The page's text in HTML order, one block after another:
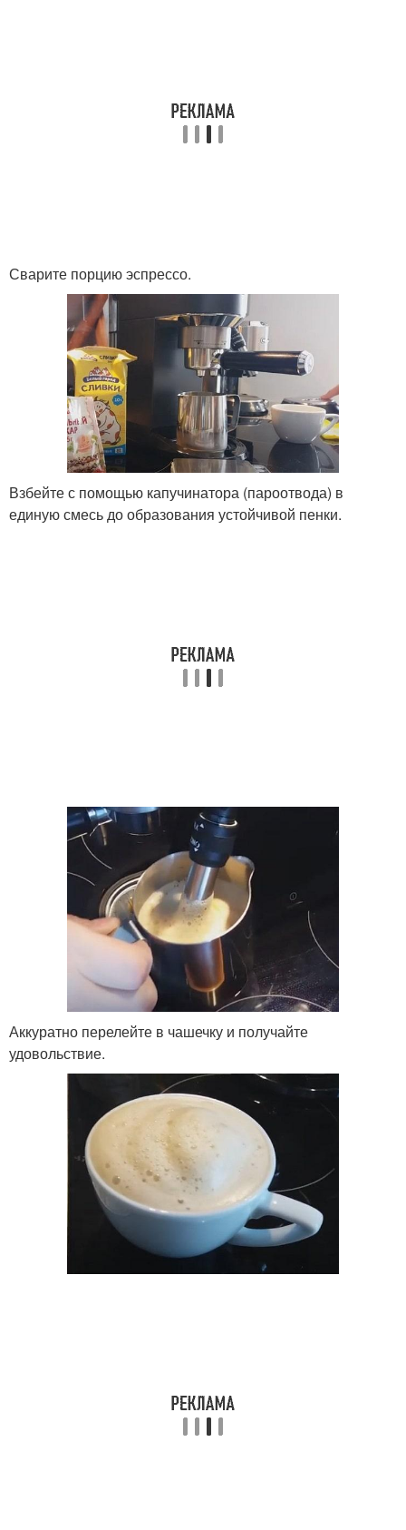
Сварите порцию эспрессо.
Взбейте с помощью капучинатора (пароотвода) в
единую смесь до образования устойчивой пенки.
Аккуратно перелейте в чашечку и получайте
удовольствие.